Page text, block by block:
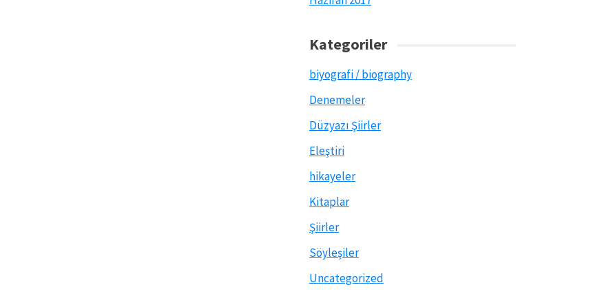
Kategoriler
biyografi / biography
Denemeler
Düzyazı Şiirler
Eleştiri
hikayeler
Kitaplar
Şiirler
Söyleşiler
Uncategorized